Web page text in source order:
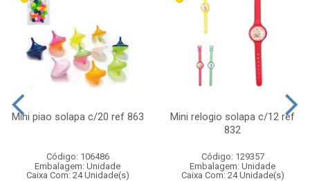
Mini piao solapa c/20 ref 863
Código: 106486
Embalagem: Unidade
Caixa Com: 24 Unidade(s)
Mini relogio solapa c/12 ref
832
Código: 129357
Embalagem: Unidade
Caixa Com: 24 Unidade(s)